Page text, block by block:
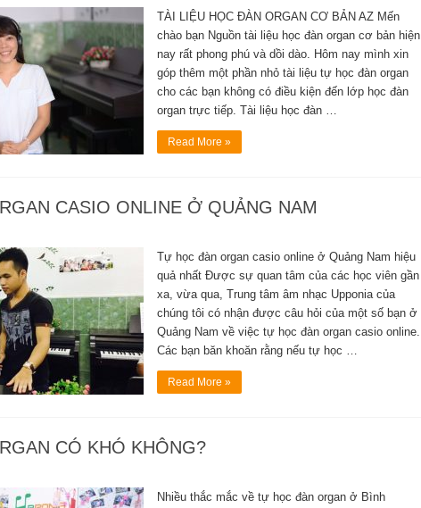
TÀI LIỆU HỌC ĐÀN ORGAN CƠ BẢN AZ Mến
chào bạn Nguồn tài liệu học đàn organ cơ bản hiện
nay rất phong phú và dồi dào. Hôm nay mình xin
góp thêm một phần nhỏ tài liệu tự học đàn organ
cho các bạn không có điều kiện đến lớp học đàn
organ trực tiếp. Tài liệu học đàn …
Read More »
CASIO ONLINE Ở QUẢNG NAM
Tự học đàn organ casio online ở Quảng Nam hiệu
quả nhất Được sự quan tâm của các học viên gần
xa, vừa qua, Trung tâm âm nhạc Upponia của
chúng tôi có nhận được câu hỏi của một số bạn ở
Quảng Nam về việc tự học đàn organ casio online.
Các bạn băn khoăn rằng nếu tự học …
Read More »
CÓ KHÓ KHÔNG?
Nhiều thắc mắc về tự học đàn organ ở Bình